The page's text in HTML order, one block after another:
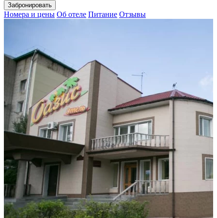
Забронировать
Номера и цены Об отеле Питание Отзывы